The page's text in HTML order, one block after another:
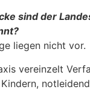
sind der
liegen nicht vor.
vereinzelt